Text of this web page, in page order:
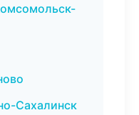
Сахалинск